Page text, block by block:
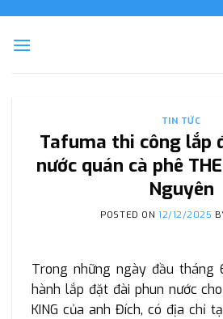
content
TIN TỨC
Tafuma thi công lắp
nước quán cà phê
Nguyên
POSTED ON 12/12/2025
Trong những ngày đầu tháng
hành lắp đặt đài phun nước
KING của anh Đích, có địa chỉ